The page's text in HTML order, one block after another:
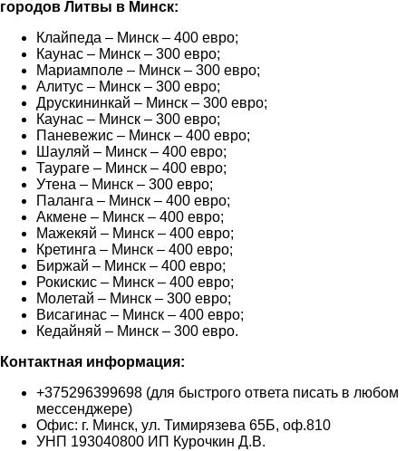
городов Литвы в Минск:
Клайпеда – Минск – 400 евро;
Каунас – Минск – 300 евро;
Мариамполе – Минск – 300 евро;
Алитус – Минск – 300 евро;
Друскининкай – Минск – 300 евро;
Каунас – Минск – 300 евро;
Паневежис – Минск – 400 евро;
Шауляй – Минск – 400 евро;
Таураге – Минск – 400 евро;
Утена – Минск – 300 евро;
Паланга – Минск – 400 евро;
Акмене – Минск – 400 евро;
Мажекяй – Минск – 400 евро;
Кретинга – Минск – 400 евро;
Биржай – Минск – 400 евро;
Рокискис – Минск – 400 евро;
Молетай – Минск – 300 евро;
Висагинас – Минск – 400 евро;
Кедайняй – Минск – 300 евро.
Контактная информация:
+375296399698 (для быстрого ответа писать в любом
мессенджере)
Офис: г. Минск, ул. Тимирязева 65Б, оф.810
УНП 193040800 ИП Курочкин Д.В.